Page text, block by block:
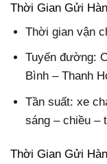
Thời Gian Gửi
Thời gian vận
Tuyến đường:
Bình – Thanh
Tần suất: xe
sáng – chiều –
Thời Gian Gửi